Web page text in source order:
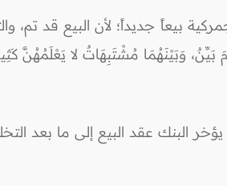
بيعاً جديداً؛ لأن البيع قد
بَيِّنٌ، وَبَيْنَهُمَا مُشْتَبِهَاتٌ لا
البنك عقد البيع إلى ما بعد